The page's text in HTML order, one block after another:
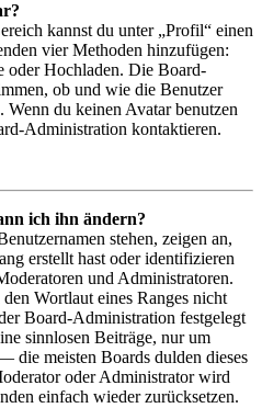
kannst du unter „Profil“ einen
vier Methoden hinzufügen:
oder Hochladen. Die Board-
ob und wie die Benutzer
Wenn du keinen Avatar benutzen
Administration kontaktieren.
ich ihn ändern?
stehen, zeigen an,
erstellt hast oder identifizieren
und Administratoren.
Wortlaut eines Ranges nicht
Board-Administration festgelegt
sinnlosen Beiträge, nur um
die meisten Boards dulden dieses
oder Administrator wird
einfach wieder zurücksetzen.